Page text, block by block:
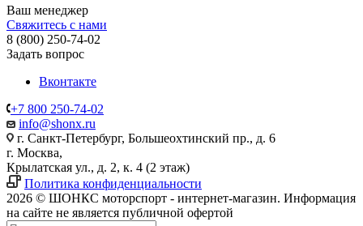
Ваш менеджер
Свяжитесь с нами
8 (800) 250-74-02
Задать вопрос
Вконтакте
+7 800 250-74-02
info@shonx.ru
г. Санкт-Петербург, Большеохтинский пр., д. 6
г. Москва,
Крылатская ул., д. 2, к. 4 (2 этаж)
Политика конфиденциальности
2026 © ШОНКС моторспорт - интернет-магазин. Информация
на сайте не является публичной офертой